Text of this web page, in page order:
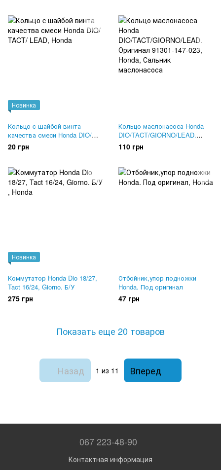
Новинка
Кольцо c шайбой винта
качества смеси Honda DIO/
TACT/ LEAD
20 грн
Кольцо маслонасоса Honda
DIO/TACT/GIORNO/LEAD.
Оригинал 91301-147-023
110 грн
Новинка
Коммутатор Honda Dio 18/27,
Tact 16/24, Giorno. Б/У
275 грн
Отбойник,упор подножки
Honda. Под оригинал
47 грн
Показать еще 20 товаров
Назад 1 из 11 Вперед
067 223-48-90
Контактная информация